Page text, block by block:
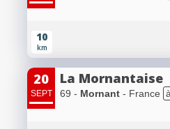
10
km
20
SEPT
La Mornantaise
69 - Mornant - France